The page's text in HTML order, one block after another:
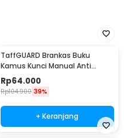
TaffGUARD Brankas Buku
Kamus Kunci Manual Anti
Maling Hidden Safe Box Sedang
- KB-10L
Rp64.000
Rp104.900 39%
+ Keranjang